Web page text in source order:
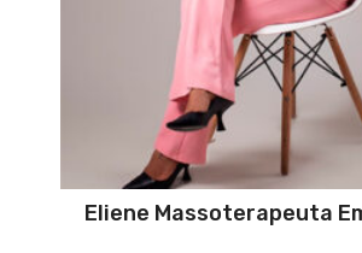
Eliene Massoterapeuta